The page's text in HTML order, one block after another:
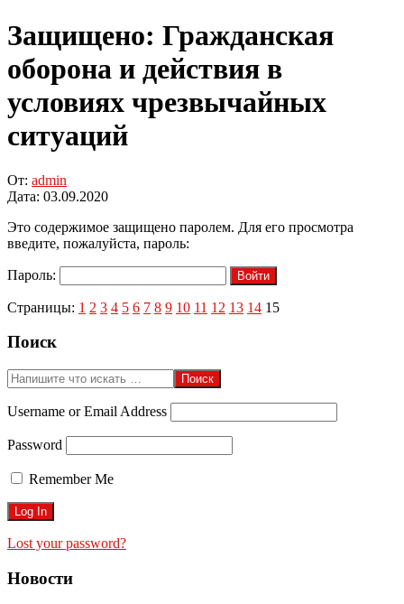
Защищено: Гражданская
оборона и действия в
условиях чрезвычайных
ситуаций
От: admin
Дата: 03.09.2020
Это содержимое защищено паролем. Для его просмотра
введите, пожалуйста, пароль:
Пароль:
Страницы: 1 2 3 4 5 6 7 8 9 10 11 12 13 14 15
2020-
03
Поиск
Поиск
Username or Email Address
Password
Remember Me
Lost your password?
Новости